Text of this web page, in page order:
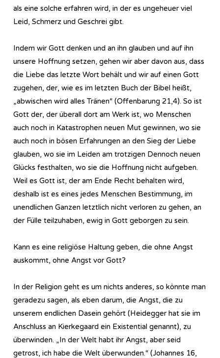
als eine solche erfahren wird, in der es ungeheuer viel
Leid, Schmerz und Geschrei gibt.
Indem wir Gott denken und an ihn glauben und auf ihn
unsere Hoffnung setzen, gehen wir aber davon aus, dass
die Liebe das letzte Wort behält und wir auf einen Gott
zugehen, der, wie es im letzten Buch der Bibel heißt,
„abwischen wird alles Tränen“ (Offenbarung 21,4). So ist
Gott der, der überall dort am Werk ist, wo Menschen
auch noch in Katastrophen neuen Mut gewinnen, wo sie
auch noch in bösen Erfahrungen an den Sieg der Liebe
glauben, wo sie im Leiden am trotzigen Dennoch neuen
Glücks festhalten, wo sie die Hoffnung nicht aufgeben.
Weil es Gott ist, der am Ende Recht behalten wird,
deshalb ist es eines jedes Menschen Bestimmung, im
unendlichen Ganzen letztlich nicht verloren zu gehen, an
der Fülle teilzuhaben, ewig in Gott geborgen zu sein.
Kann es eine religiöse Haltung geben, die ohne Angst
auskommt, ohne Angst vor Gott?
In der Religion geht es um nichts anderes, so könnte man
geradezu sagen, als eben darum, die Angst, die zu
unserem endlichen Dasein gehört (Heidegger hat sie im
Anschluss an Kierkegaard ein Existential genannt), zu
überwinden. „In der Welt habt ihr Angst, aber seid
getrost, ich habe die Welt überwunden.“ (Johannes 16,